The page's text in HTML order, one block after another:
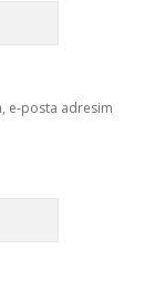
e-posta adresim